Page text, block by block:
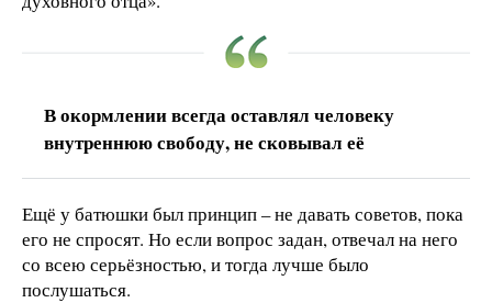
В окормлении всегда оставлял человеку
внутреннюю свободу, не сковывал её
Ещё у батюшки был принцип – не давать советов, пока
его не спросят. Но если вопрос задан, отвечал на него
со всею серьёзностью, и тогда лучше было
послушаться.